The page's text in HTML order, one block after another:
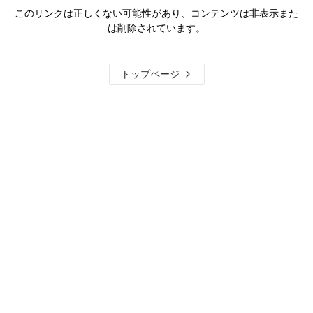
このリンクは正しくない可能性があり、コンテンツは非表示また
は削除されています。
トップページ